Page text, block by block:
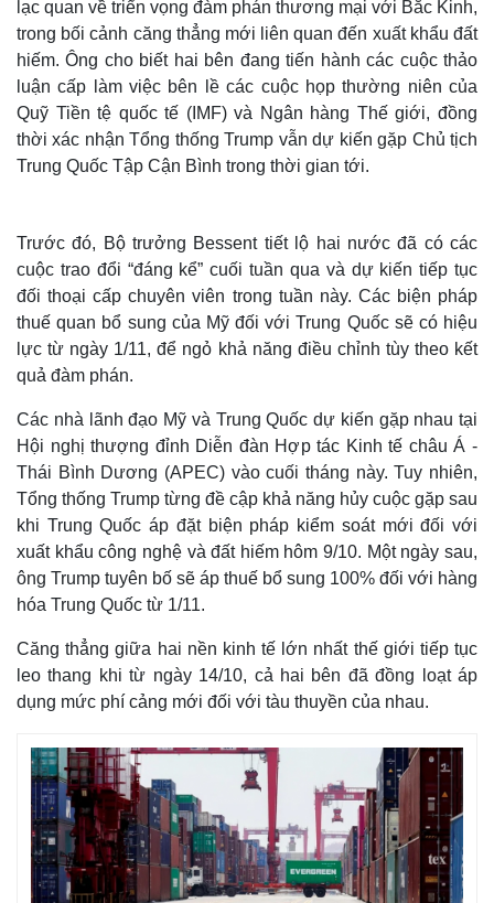
Thế giới
Quan sát
Cuộc sống đó đây
Hồ sơ
Multimedia
Video
Ảnh
E-Magazine
lạc quan về triển vọng đàm phán thương mại với Bắc Kinh,
trong bối cảnh căng thẳng mới liên quan đến xuất khẩu đất
hiếm. Ông cho biết hai bên đang tiến hành các cuộc thảo
luận cấp làm việc bên lề các cuộc họp thường niên của
Quỹ Tiền tệ quốc tế (IMF) và Ngân hàng Thế giới, đồng
thời xác nhận Tổng thống Trump vẫn dự kiến gặp Chủ tịch
Trung Quốc Tập Cận Bình trong thời gian tới.
Trước đó, Bộ trưởng Bessent tiết lộ hai nước đã có các
cuộc trao đổi “đáng kể” cuối tuần qua và dự kiến tiếp tục
đối thoại cấp chuyên viên trong tuần này. Các biện pháp
thuế quan bổ sung của Mỹ đối với Trung Quốc sẽ có hiệu
lực từ ngày 1/11, để ngỏ khả năng điều chỉnh tùy theo kết
quả đàm phán.
Các nhà lãnh đạo Mỹ và Trung Quốc dự kiến gặp nhau tại
Hội nghị thượng đỉnh Diễn đàn Hợp tác Kinh tế châu Á -
Thái Bình Dương (APEC) vào cuối tháng này. Tuy nhiên,
Tổng thống Trump từng đề cập khả năng hủy cuộc gặp sau
khi Trung Quốc áp đặt biện pháp kiểm soát mới đối với
xuất khẩu công nghệ và đất hiếm hôm 9/10. Một ngày sau,
ông Trump tuyên bố sẽ áp thuế bổ sung 100% đối với hàng
hóa Trung Quốc từ 1/11.
Căng thẳng giữa hai nền kinh tế lớn nhất thế giới tiếp tục
leo thang khi từ ngày 14/10, cả hai bên đã đồng loạt áp
dụng mức phí cảng mới đối với tàu thuyền của nhau.